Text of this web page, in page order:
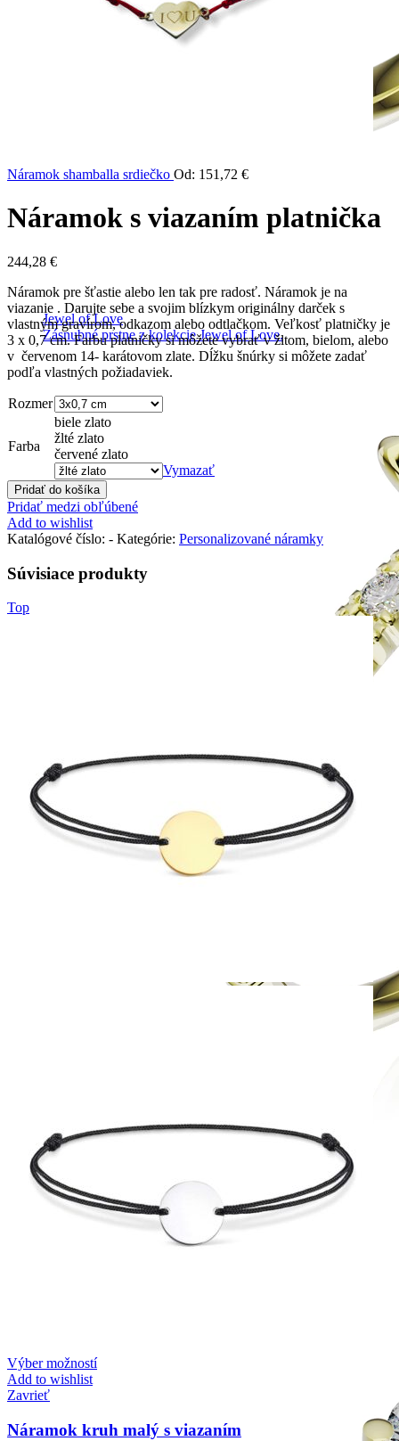
Jewel of Love
Zásnubné prstne z kolekcie Jewel of Love.
Náramok shamballa srdiečko Od: 151,72 €
Náramok s viazaním platnička
244,28 €
Náramok pre šťastie alebo len tak pre radosť. Náramok je na
viazanie . Darujte sebe a svojim blízkym originálny darček s
vlastným gravírom, odkazom alebo odtlačkom. Veľkosť platničky je
3 x 0,7 cm. Farbu platničky si môžete vybrať v žltom, bielom, alebo
v červenom 14- karátovom zlate. Dĺžku šnúrky si môžete zadať
podľa vlastných požiadaviek.
Rozmer
Farba
biele zlato
žlté zlato
červené zlato
Vymazať
Pridať do košíka
Pridať medzi obľúbené
Add to wishlist
Katalógové číslo: - Kategórie: Personalizované náramky
Súvisiace produkty
Top
Výber možností
Add to wishlist
Zavrieť
Náramok kruh malý s viazaním